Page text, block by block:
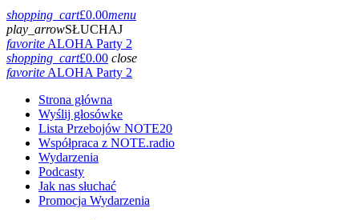
shopping_cart£0.00menu
play_arrowSŁUCHAJ
favoriteALOHA Party 2
shopping_cart£0.00 close
favoriteALOHA Party 2
Strona główna
Wyślij głosówke
Lista Przebojów NOTE20
Współpraca z NOTE.radio
Wydarzenia
Podcasty
Jak nas słuchać
Promocja Wydarzenia